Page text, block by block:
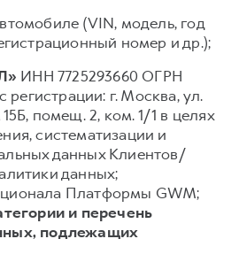
(VIN, модель, год
номер и др.);
ИНН 7725293660 ОГРН
регистрации: г. Москва, ул.
помещ. 2, ком. 1/1 в целях
систематизации и
данных Клиентов/
данных;
Платформы GWM;
и перечень
подлежащих